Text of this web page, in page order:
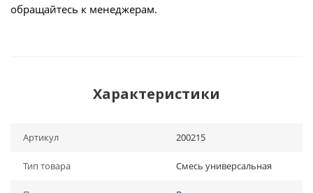
обращайтесь к менеджерам.
Характеристики
Артикул 200215
Тип товара Смесь универсальная